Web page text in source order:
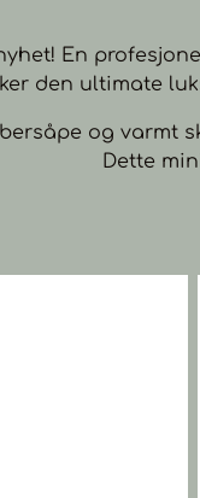
En
den ultimate
og varmt
Dette